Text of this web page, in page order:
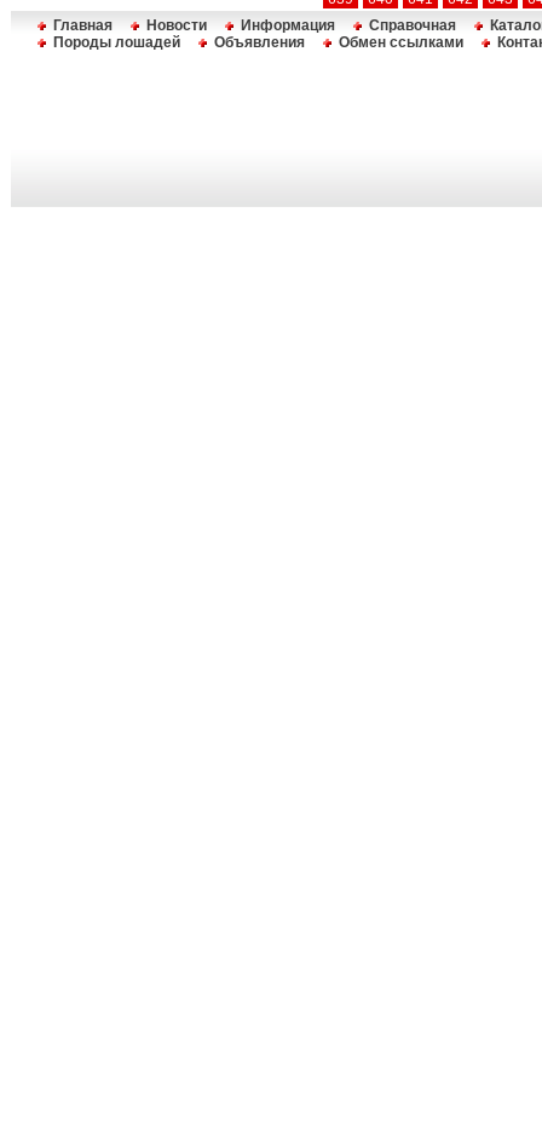
Главная
Новости Информация Справочная
Породы лошадей
Объявления Обмен ссылками